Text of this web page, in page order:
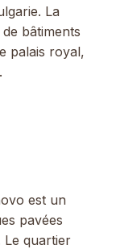
La
bâtiments
palais royal,
est un
pavées
Le quartier